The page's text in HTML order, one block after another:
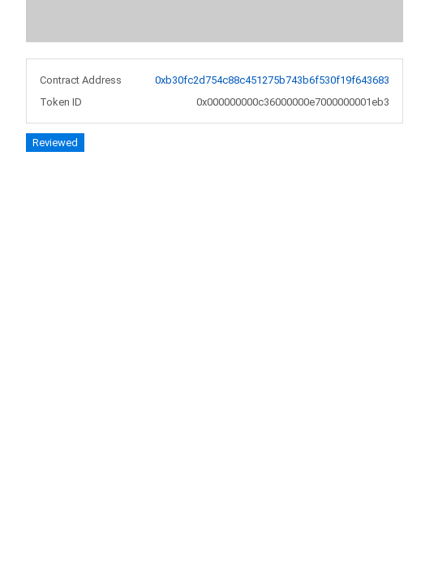
Contract Address
0xb30fc2d754c88c451275b743b6f530f19f643683
Token ID
0x000000000c36000000e7000000001eb3
Reviewed